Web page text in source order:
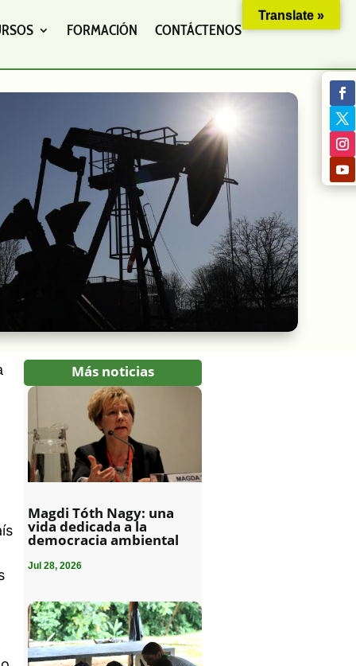
FORMACIÓN CONTÁCTENOS
Más noticias
Magdi Tóth Nagy: una
vida dedicada a la
democracia ambiental
Jul 28, 2026
Translate »